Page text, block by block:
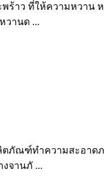
ร้าว ที่ให้ความหวา
วานด ...
ภัณฑ์ทำความสะอาด
จานภั ...